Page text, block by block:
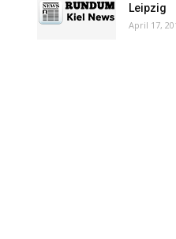
Leipzig
April 17,